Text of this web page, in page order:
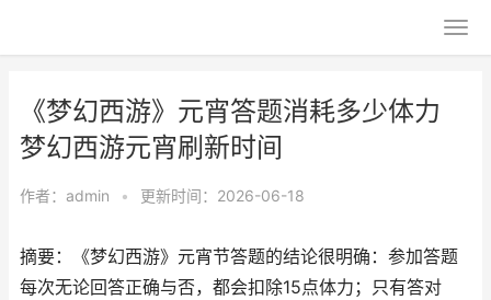
《梦幻西游》元宵答题消耗多少体力
梦幻西游元宵刷新时间
作者： admin • 更新时间：2026-06-18
摘要：《梦幻西游》元宵节答题的结论很明确：参加答题
每次无论回答正确与否，都会扣除15点体力；只有答对